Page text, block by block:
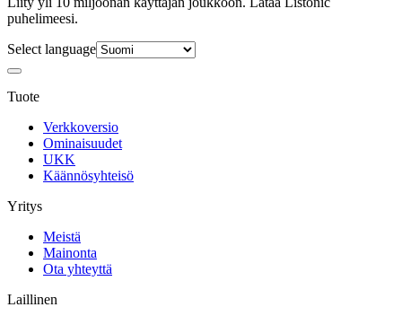
puhelimeesi.
Select language
Tuote
Verkkoversio
Ominaisuudet
UKK
Käännösyhteisö
Yritys
Meistä
Mainonta
Ota yhteyttä
Laillinen